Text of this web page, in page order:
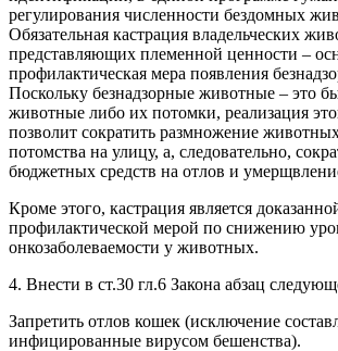
регулирования численности бездомных
Обязательная кастрация владельческих
представляющих племенной ценности –
профилактическая мера появления
Поскольку безнадзорные животные – это
животные либо их потомки, реализация
позволит сократить размножение
потомства на улицу, а, следовательно,
бюджетных средств на отлов и
Кроме этого, кастрация является
профилактической мерой по снижению
онкозаболеваемости у животных.
4. Внести в ст.30 гл.6 Закона абзац
Запретить отлов кошек (исключение
инфицированные вирусом бешенства).